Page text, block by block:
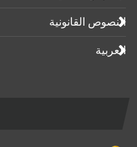
النصوص القانونية
العربية